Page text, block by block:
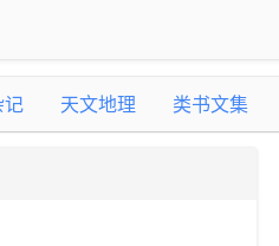
天文地理 类书文集